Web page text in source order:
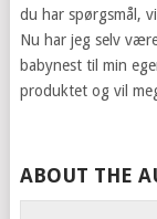
du har spørgsmål,
Nu har jeg selv
babynest til min
produktet og vil
ABOUT THE